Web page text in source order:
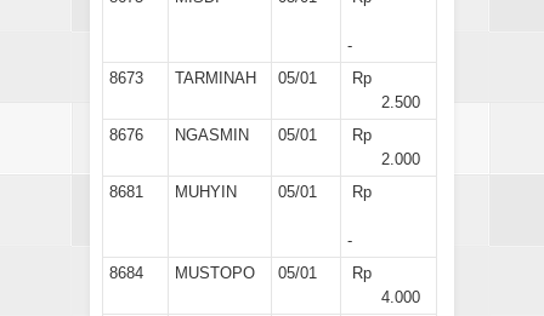
-
8673
TARMINAH 05/01
Rp
2.500
8676
NGASMIN 05/01
Rp
2.000
8681
MUHYIN 05/01 Rp
-
8684
MUSTOPO 05/01
Rp
4.000